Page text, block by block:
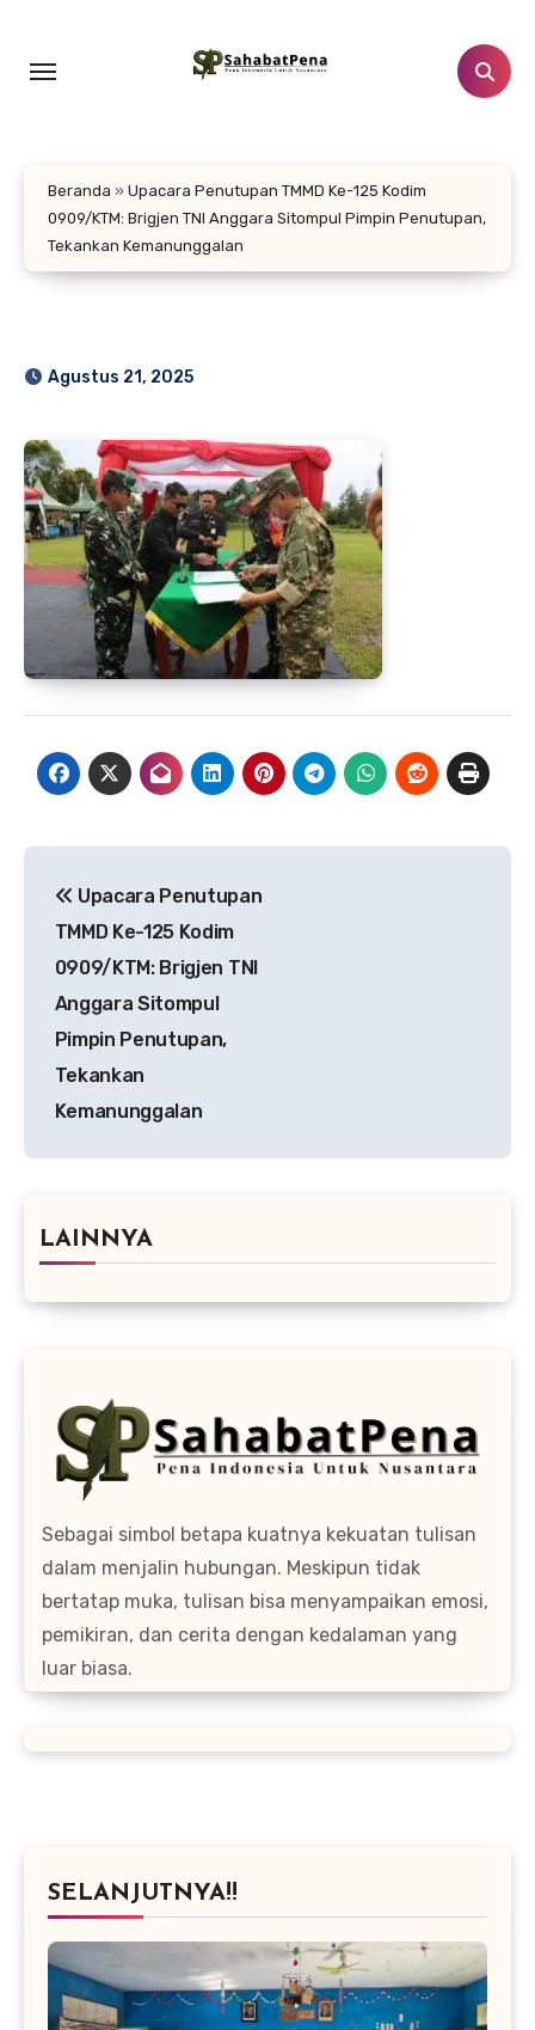
konten
Beranda » Upacara Penutupan TMMD Ke-125 Kodim
0909/KTM: Brigjen TNI Anggara Sitompul Pimpin Penutupan,
Tekankan Kemanunggalan
Agustus 21, 2025
pos
Upacara Penutupan
TMMD Ke-125 Kodim
0909/KTM: Brigjen TNI
Anggara Sitompul
Pimpin Penutupan,
Tekankan
Kemanunggalan
LAINNYA
Sebagai simbol betapa kuatnya kekuatan tulisan
dalam menjalin hubungan. Meskipun tidak
bertatap muka, tulisan bisa menyampaikan emosi,
pemikiran, dan cerita dengan kedalaman yang
luar biasa.
SELANJUTNYA!!